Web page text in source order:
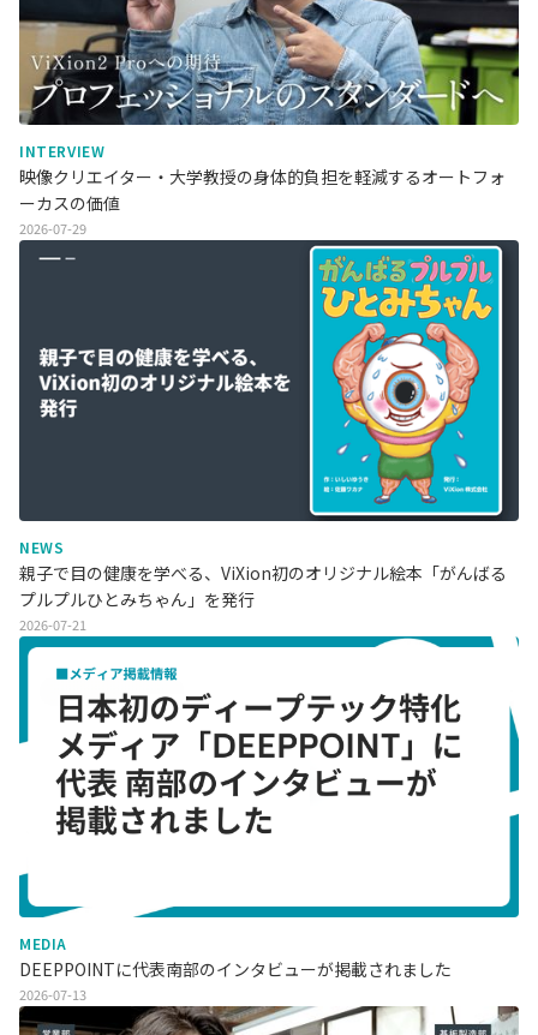
INTERVIEW
映像クリエイター・大学教授の身体的負担を軽減するオートフォ
ーカスの価値
2026-07-29
NEWS
親子で目の健康を学べる、ViXion初のオリジナル絵本「がんばる
プルプルひとみちゃん」を発行
2026-07-21
MEDIA
DEEPPOINTに代表南部のインタビューが掲載されました
2026-07-13